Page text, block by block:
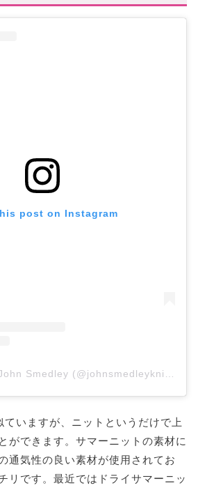
post on Instagram
ていますが、ニットというだけで上
ができます。サマーニットの素材に
通気性の良い素材が使用されてお
リです。最近ではドライサマーニッ